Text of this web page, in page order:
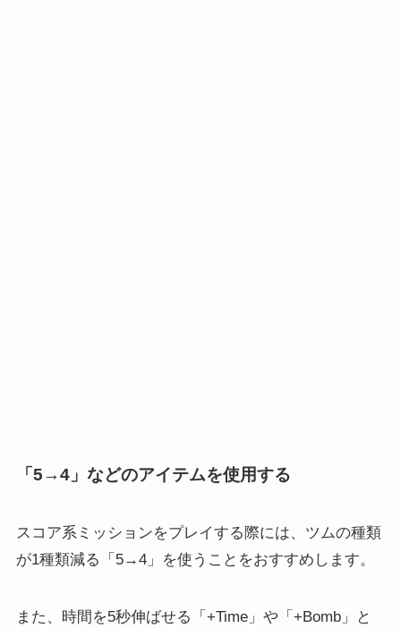
「5→4」などのアイテムを使用する
スコア系ミッションをプレイする際には、 ツムの種類
が1種類減る
「5→4」を使うことをおすすめします。
また、時間を5秒伸ばせる「+Time」や「+Bomb」と